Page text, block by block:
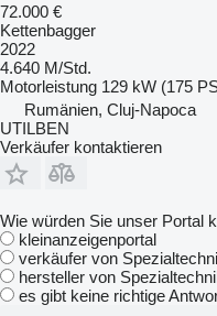
72.000 €
Kettenbagger
2022
4.640 M/Std.
Motorleistung 129 kW (175
Rumänien, Cluj-Napoca
UTILBEN
Verkäufer kontaktieren
Wie würden Sie unser Portal
kleinanzeigenportal
verkäufer von
hersteller von
es gibt keine richtige